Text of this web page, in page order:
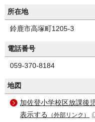
所在地
鈴鹿市高塚町1205-3
電話番号
059-370-8184
地図
加佐登小学校区放課後
表示する
（外部リンク）